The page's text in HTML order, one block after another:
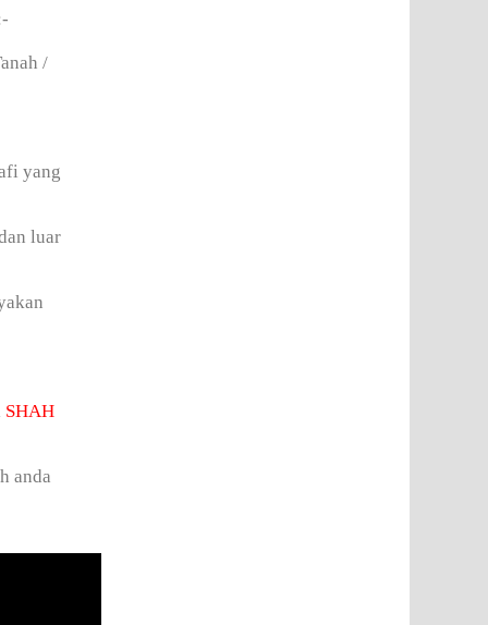
/
yang
luar
SHAH
anda